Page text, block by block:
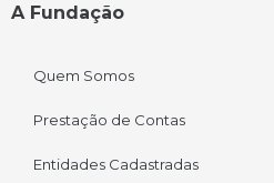
A Fundação
Quem Somos
Prestação de Contas
Entidades Cadastradas